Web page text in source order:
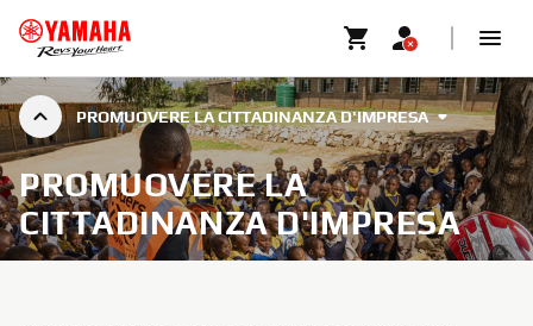
PROMUOVERE LA CITTADINANZA D'IMPRESA
PROMUOVERE LA
CITTADINANZA D'IMPRESA